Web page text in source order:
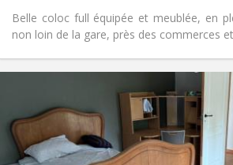
Belle coloc full équipée et meublée, en
non loin de la gare, près des commerces
75